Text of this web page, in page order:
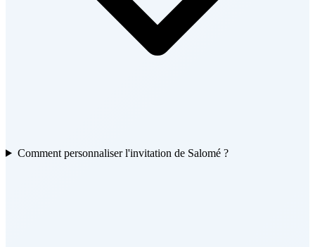
Comment personnaliser l'invitation de Salomé ?